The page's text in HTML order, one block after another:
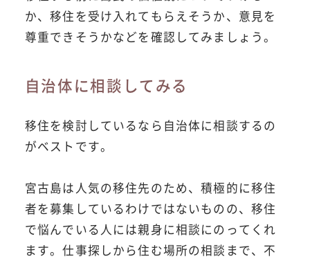
か、移住を受け入れてもらえそうか、意見を
尊重できそうかなどを確認してみましょう。
自治体に相談してみる
移住を検討しているなら自治体に相談するの
がベストです。
宮古島は人気の移住先のため、積極的に移住
者を募集しているわけではないものの、移住
で悩んでいる人には親身に相談にのってくれ
ます。仕事探しから住む場所の相談まで、不